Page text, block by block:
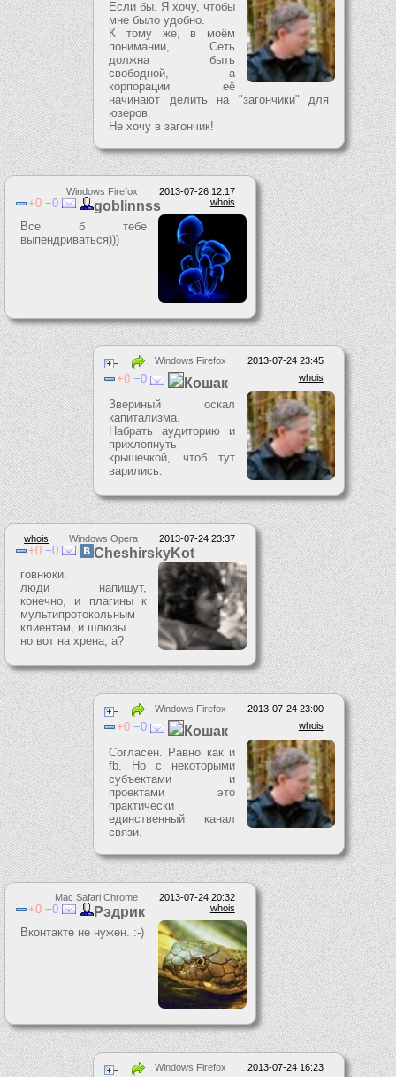
Если бы. Я хочу, чтобы
мне было удобно.
К тому же, в моём
понимании, Сеть
должна быть
свободной, а
корпорации её
начинают делить на "загончики" для
юзеров.
Не хочу в загончик!
2013-07-26 12:17
Windows Firefox
whois
0 0 goblinnss
Все б тебе
выпендриваться)))
2013-07-24 23:45
Windows Firefox
whois
0 0 Кошак
Звериный оскал
капитализма.
Набрать аудиторию и
прихлопнуть
крышечкой, чтоб тут
варились.
2013-07-24 23:37
Windows Opera
whois
0 0 CheshirskyKot
говнюки.
люди напишут,
конечно, и плагины к
мультипротокольным
клиентам, и шлюзы.
но вот на хрена, а?
2013-07-24 23:00
Windows Firefox
whois
0 0 Кошак
Согласен. Равно как и
fb. Но с некоторыми
субъектами и
проектами это
практически
единственный канал
связи.
2013-07-24 20:32
Mac Safari Chrome
whois
0 0 Рэдрик
Вконтакте не нужен. :-)
2013-07-24 16:23
Windows Firefox